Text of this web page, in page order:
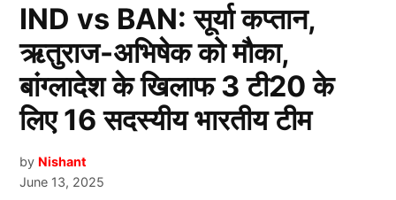
IND vs BAN: सूर्या कप्तान,
ऋतुराज-अभिषेक को मौका,
बांग्लादेश के खिलाफ 3 टी20 के
लिए 16 सदस्यीय भारतीय टीम
by Nishant
June 13, 2025